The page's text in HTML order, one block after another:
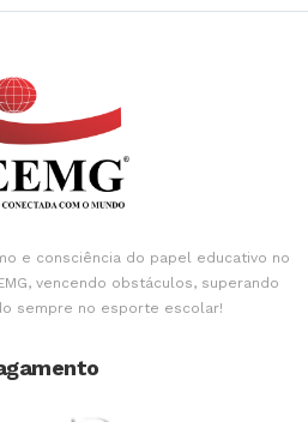
e consciência do papel educativo no
vencendo obstáculos, superando
sempre no esporte escolar!